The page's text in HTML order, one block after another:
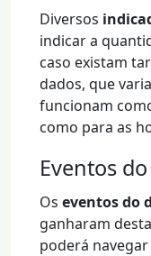
Diversos
indicar a
caso existam
dados, que
funcionam
como para as
Eventos
Os eventos do
ganharam
poderá